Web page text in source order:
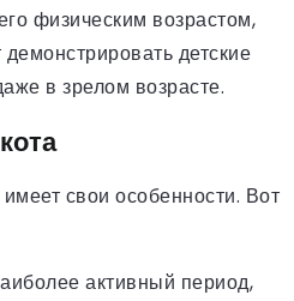
физическим возрастом,
детские
в зрелом возрасте.
свои особенности. Вот
активный период,